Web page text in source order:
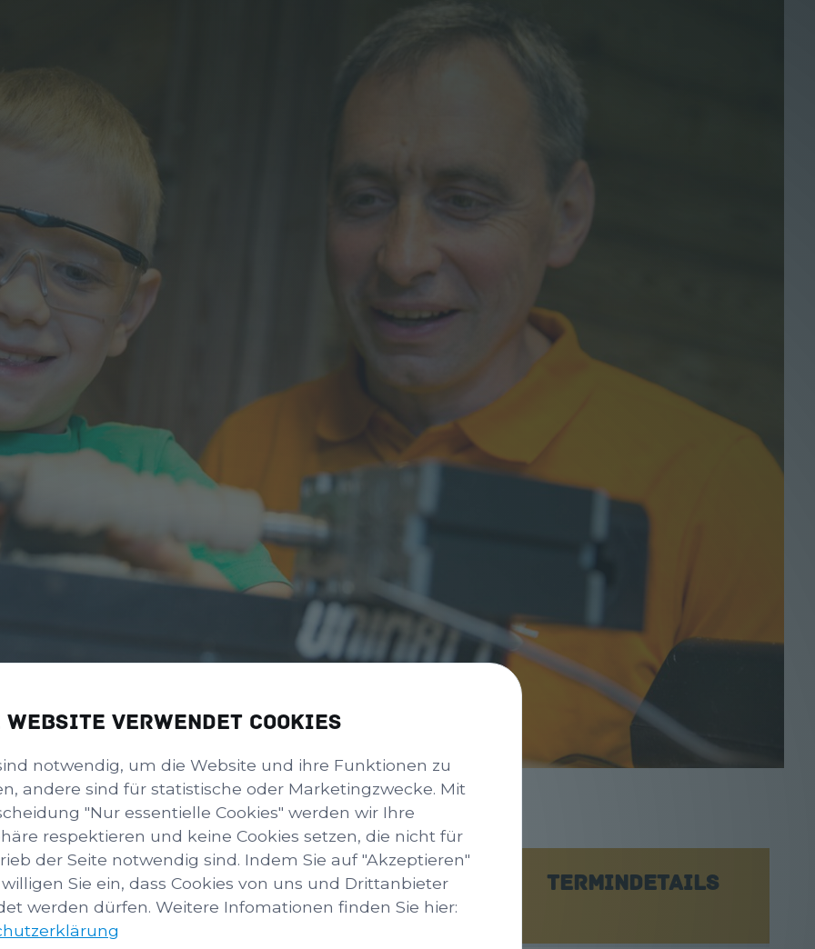
Gemeinsam mit derKinderholzwerkstatt
drechselt und mit Brandmalerei schöne
TERMINDETAILS
Website verwendet Cookies
notwendig, um die Website und ihre Funktionen zu
andere sind für statistische oder Marketingzwecke. Mit
"Nur essentielle Cookies" werden wir Ihre
respektieren und keine Cookies setzen, die nicht für
der Seite notwendig sind. Indem Sie auf "Akzeptieren"
Sie ein, dass Cookies von uns und Drittanbieter
werden dürfen. Weitere Infomationen finden Sie hier: